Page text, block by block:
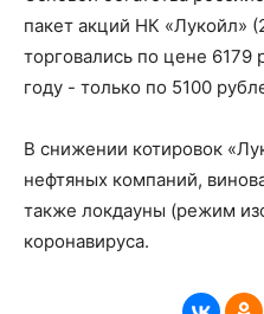
пакет акций НК «Лукойл»
торговались по цене 6179
году - только по 5100
В снижении котировок
нефтяных компаний,
также локдауны (режим
коронавируса.